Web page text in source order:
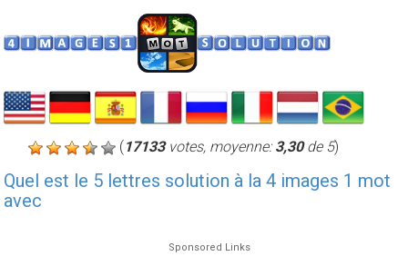
(17133votes, moyenne:3,30de 5)
Quel est le 5 lettres solution à la 4 images 1 mot
avec
Sponsored Links